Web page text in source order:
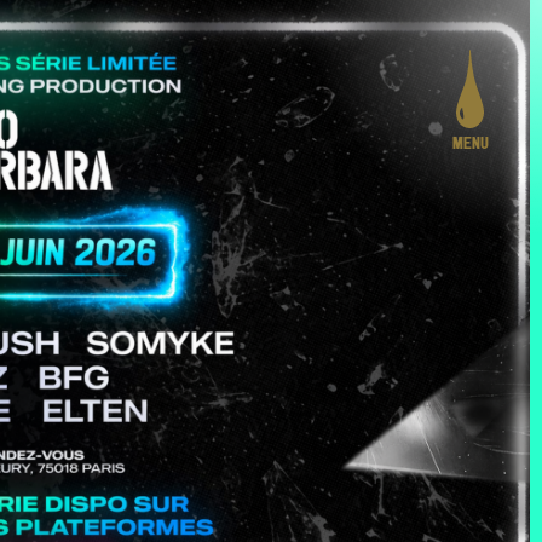
MENU
PROGRAMMATION
LE PROJET
ACTION CULTURELLE
CRÉATION ARTISTIQUE
PRATIQUES ASSOCIATIVES
STUDIOS
INFOS PRATIQUES
LA CARTE DES CURIOSITÉS